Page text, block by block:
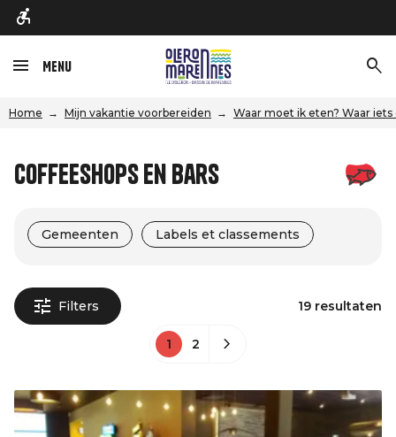
Menu
Home Mijn vakantie voorbereiden Waar moet ik eten? Waar iets
Coffeeshops en bars
Gemeenten Labels et classements
Filters 19 resultaten
1 2